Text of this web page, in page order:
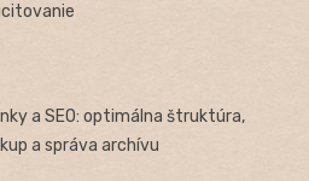
a SEO: optimálna štruktúra,
a správa archívu